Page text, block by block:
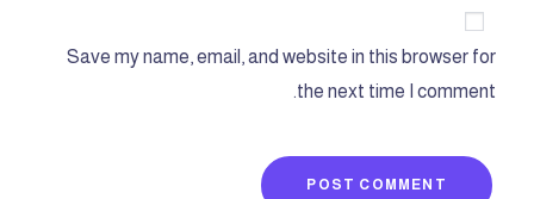
Save my name, email, and website in this browser for
the next time I comment.
POST COMMENT